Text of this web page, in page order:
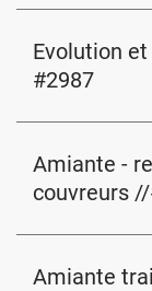
Evolution
#2987
Amiante -
couvreurs
Amiante